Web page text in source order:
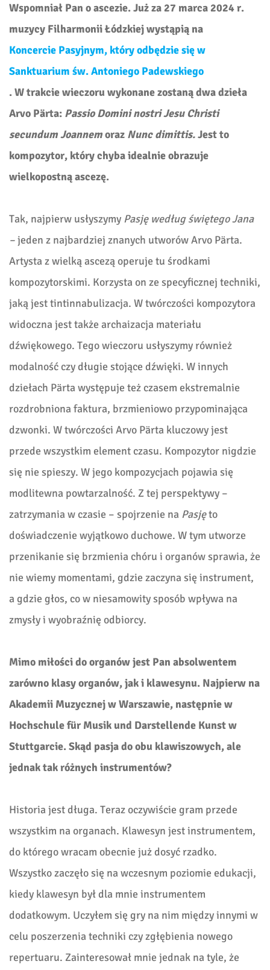
Wspomniał Pan o ascezie. Już za 27 marca 2024 r.
muzycy Filharmonii Łódzkiej wystąpią na
Koncercie Pasyjnym, który odbędzie się w
Sanktuarium św. Antoniego Padewskiego
. W trakcie wieczoru wykonane zostaną dwa dzieła
Arvo Pärta: Passio Domini nostri Jesu Christi
secundum Joannemoraz Nunc dimittis.Jest to
kompozytor, który chyba idealnie obrazuje
wielkopostną ascezę.
Tak, najpierw usłyszymy Pasję według świętego Jana
–jeden z najbardziej znanych utworów Arvo Pärta.
Artysta z wielką ascezą operuje tu środkami
kompozytorskimi. Korzysta on ze specyficznej techniki,
jaką jest tintinnabulizacja. W twórczości kompozytora
widoczna jest także archaizacja materiału
dźwiękowego. Tego wieczoru usłyszymy również
modalność czy długie stojące dźwięki. W innych
dziełach Pärta występuje też czasem ekstremalnie
rozdrobniona faktura, brzmieniowo przypominająca
dzwonki. W twórczości Arvo Pärta kluczowy jest
przede wszystkim element czasu. Kompozytor nigdzie
się nie spieszy. W jego kompozycjach pojawia się
modlitewna powtarzalność. Z tej perspektywy –
zatrzymania w czasie – spojrzenie na Pasjęto
doświadczenie wyjątkowo duchowe. W tym utworze
przenikanie się brzmienia chóru i organów sprawia, że
nie wiemy momentami, gdzie zaczyna się instrument,
a gdzie głos, co w niesamowity sposób wpływa na
zmysły i wyobraźnię odbiorcy.
Mimo miłości do organów jest Pan absolwentem
zarówno klasy organów, jak i klawesynu. Najpierw na
Akademii Muzycznej w Warszawie, następnie w
Hochschule für Musik und Darstellende Kunst w
Stuttgarcie. Skąd pasja do obu klawiszowych, ale
jednak tak różnych instrumentów?
Historia jest długa. Teraz oczywiście gram przede
wszystkim na organach. Klawesyn jest instrumentem,
do którego wracam obecnie już dosyć rzadko.
Wszystko zaczęło się na wczesnym poziomie edukacji,
kiedy klawesyn był dla mnie instrumentem
dodatkowym. Uczyłem się gry na nim między innymi w
celu poszerzenia techniki czy zgłębienia nowego
repertuaru. Zainteresował mnie jednak na tyle, że